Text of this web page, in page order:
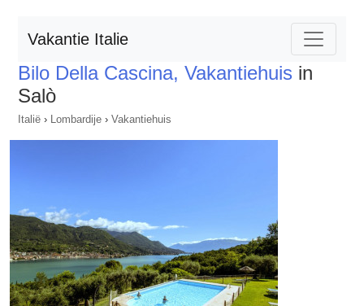
Vakantie Italie
Bilo Della Cascina, Vakantiehuis in
Salò
Italië › Lombardije › Vakantiehuis